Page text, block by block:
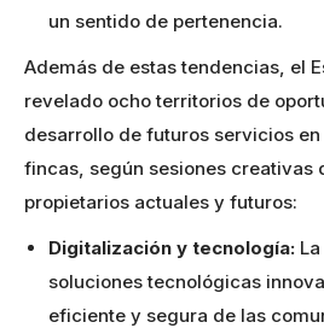
un sentido de pertenencia.
Además de estas tendencias, el
revelado ocho territorios de
desarrollo de futuros servicios
fincas, según sesiones creativas
propietarios actuales y futuros:
Digitalización y tecnología:
soluciones tecnológicas
eficiente y segura de las